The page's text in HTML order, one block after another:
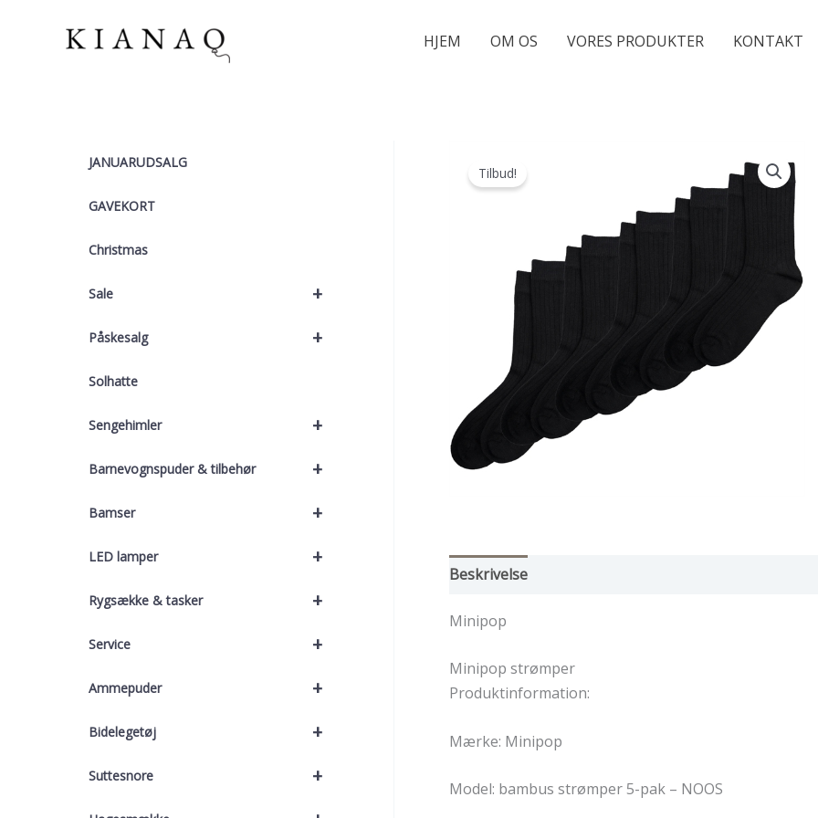
HJEM OM OS VORES PRODUKTER KONTAKT
JANUARUDSALG
GAVEKORT
Christmas
+
Sale
+
Påskesalg
Solhatte
+
Sengehimler
+
Barnevognspuder & tilbehør
+
Bamser
+
LED lamper
+
Rygsække & tasker
+
Service
+
Ammepuder
+
Bidelegetøj
+
Suttesnore
Tilbud!
Beskrivelse
Minipop
Minipop strømper
Produktinformation:
Mærke: Minipop
Model: bambus strømper 5-pak – NOOS